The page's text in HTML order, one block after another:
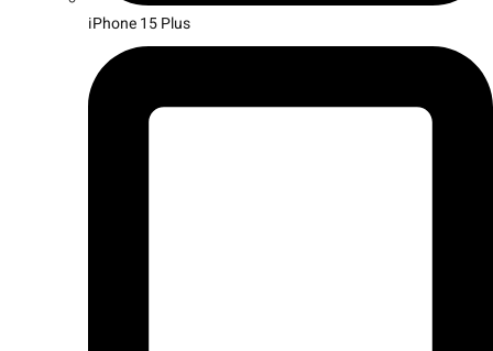
iPhone 15 Plus